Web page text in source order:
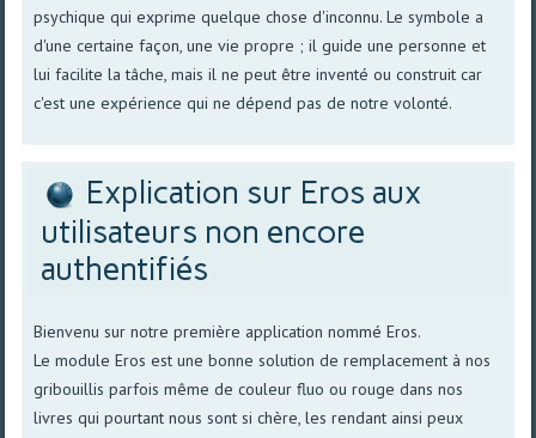
psychique qui exprime quelque chose d'inconnu. Le symbole a
d'une certaine façon, une vie propre ; il guide une personne et
lui facilite la tâche, mais il ne peut être inventé ou construit car
c'est une expérience qui ne dépend pas de notre volonté.
Explication sur Eros aux
utilisateurs non encore
authentifiés
Bienvenu sur notre première application nommé Eros.
Le module Eros est une bonne solution de remplacement à nos
gribouillis parfois même de couleur fluo ou rouge dans nos
livres qui pourtant nous sont si chère, les rendant ainsi peux